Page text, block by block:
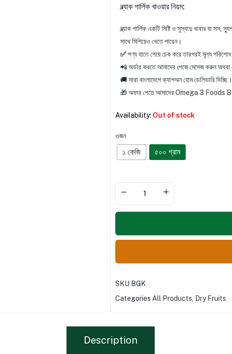
ব্ল্যাক গার্লিক খাওয়ার নিয়ম:
ব্ল্যাক গার্লিক একটি মিষ্টি ও সুস্বাদু খাবার যা সস,
সাথে মিশিয়েও খেতে পারেন।
✅পণ্য হাতে পেয়ে চেক করে তারপরই মূল্য
📲 অর্ডার করতে আমাদের পেজে মেসেজ
🚚 সারা বাংলাদেশে ক্যাশঅন হোম ডেলিভারি দিচ্ছি।
🎁 অফার পেতে আমাদেরOmega 3 Foods
Availability: Out of stock
ওজন
১ কেজি ৫০০ গ্রাম
SKU BGK
Categories All Products Dry Fruits
Description